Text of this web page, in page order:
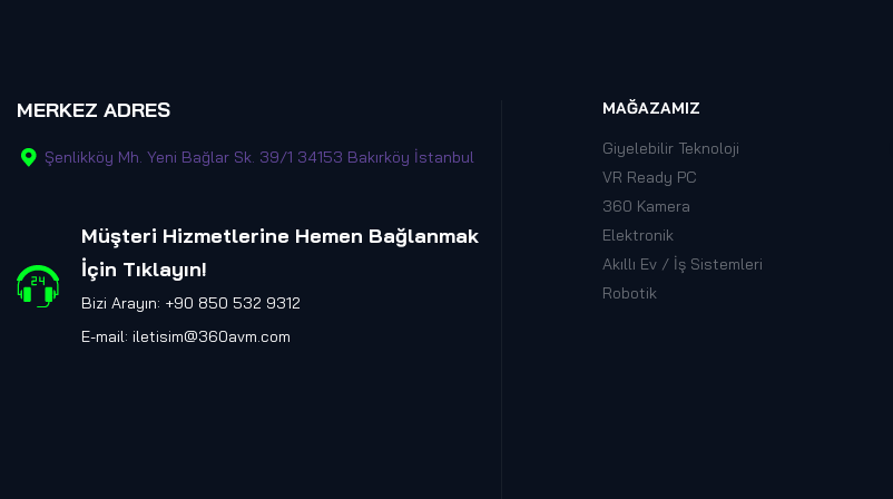
MERKEZ ADRES
Şenlikköy Mh. Yeni Bağlar Sk. 39/1 34153 Bakırköy İstanbul
Müşteri Hizmetlerine Hemen Bağlanmak
İçin Tıklayın!
Bizi Arayın: +90 850 532 9312
E-mail: iletisim@360avm.com
MAĞAZAMIZ
Giyelebilir Teknoloji
VR Ready PC
360 Kamera
Elektronik
Akıllı Ev / İş Sistemleri
Robotik